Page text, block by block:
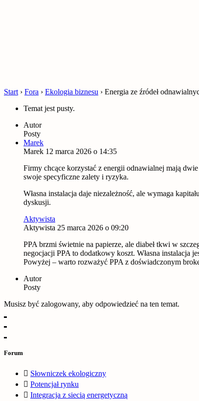
Start › Fora › Ekologia biznesu › Energia ze źródeł
Temat jest pusty.
Autor
Posty
Marek
Marek 12 marca 2026 o 14:35
Firmy chcące korzystać z energii odnawialnej mają
swoje specyficzne zalety i ryzyka.
Własna instalacja daje niezależność, ale wymaga
dyskusji.
Aktywista
Aktywista 25 marca 2026 o 09:20
PPA brzmi świetnie na papierze, ale diabeł tkwi w
negocjacji PPA to dodatkowy koszt. Własna instalacja
Powyżej – warto rozważyć PPA z doświadczonym
Autor
Posty
Musisz być zalogowany, aby odpowiedzieć na ten temat.
Forum
Słowniczek ekologiczny
Potencjał rynku
Integracja z siecią energetyczną